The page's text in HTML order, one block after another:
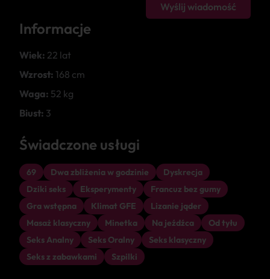
Wyślij wiadomość
Informacje
Wiek: 22 lat
Wzrost: 168 cm
Waga: 52 kg
Biust: 3
Świadczone usługi
69 Dwa zbliżenia w godzinie
Dyskrecja
Dziki seks
Eksperymenty
Francuz bez gumy
Gra wstępna
Klimat GFE
Lizanie jąder
Masaż klasyczny
Minetka Na jeźdźca
Od tyłu
Seks Analny
Seks Oralny
Seks klasyczny
Seks z zabawkami
Szpilki